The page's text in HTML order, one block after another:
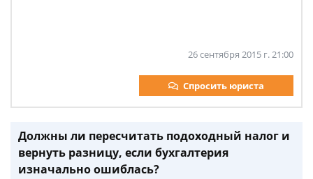
26 сентября 2015 г. 21:00
Спросить юриста
Должны ли пересчитать подоходный налог и
вернуть разницу, если бухгалтерия
изначально ошиблась?